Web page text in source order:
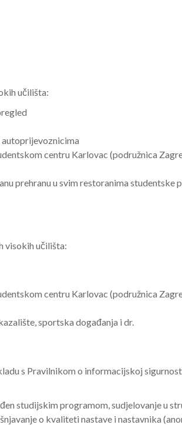
učilišta:
autoprijevoznicima
centru Karlovac (podružnica
prehranu u svim restoranima studentske
visokih učilišta:
centru Karlovac (podružnica
sportska događanja i dr.
s Pravilnikom o informacijskoj
studijskim programom, sudjelovanje u
o kvaliteti nastave i nastavnika